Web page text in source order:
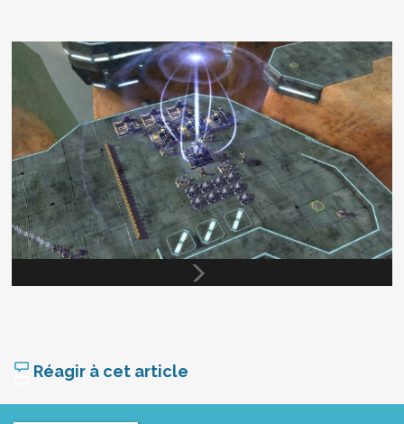
Réagir à cet article